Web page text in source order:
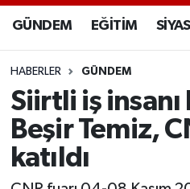
GÜNDEM EĞİTİM
HABERLER GÜNDEM
Siirtli iş
Beşir Temiz,
katıldı
EĞİTİM
SİYASET
EKONOMİ
SPOR
Siirt Hava Durumu
Siirt Namaz Vakitleri
Siirt Trafik Yoğunluk
Süper Lig Puan